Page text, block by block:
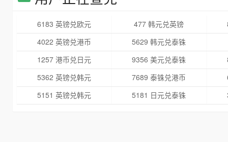
6183 英镑兑欧元 477 韩元兑英镑
4022 英镑兑港币
5629 韩元兑泰铢
1257 港币兑日元
9356 美元兑泰铢
5362 英镑兑韩元
7689 泰铢兑港币
5151 英镑兑韩元
5181 日元兑泰铢